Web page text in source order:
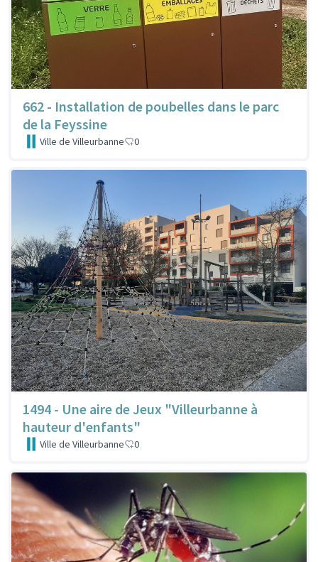
662 - Installation de poubelles dans le parc
de la Feyssine
Ville de Villeurbanne 0
1494 - Une aire de Jeux "Villeurbanne à
hauteur d'enfants"
Ville de Villeurbanne 0